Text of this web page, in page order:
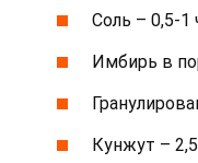
Соль – 0,5-1
Имбирь в
Кунжут – 2,5